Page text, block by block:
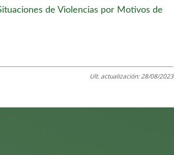
de Violencias por Motivos de
Ult. actualización:28/08/2023